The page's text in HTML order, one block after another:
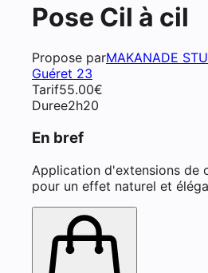
Pose Cil à cil
Propose parMAKANADE
Guéret 23
Tarif55.00€
Duree2h20
En bref
Application d'extensions de
pour un effet naturel et